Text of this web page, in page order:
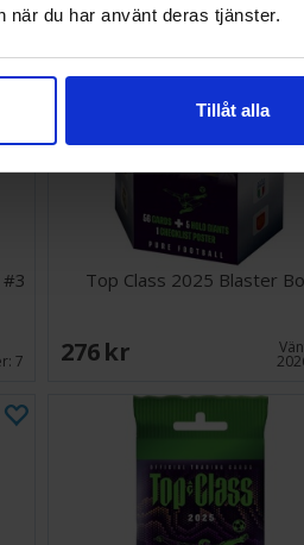
när du har använt deras tjänster.
Tillåt alla
7
Top Class 2025 Blaster
276 SEK